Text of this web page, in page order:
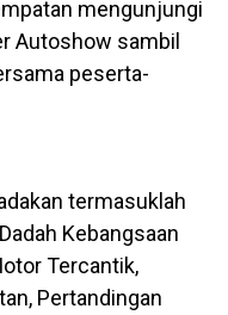
mengunjungi
Autoshow sambil
peserta-
termasuklah
Kebangsaan
Tercantik,
Pertandingan